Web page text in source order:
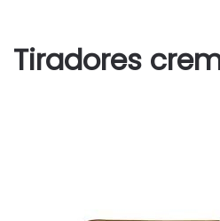
Tiradores